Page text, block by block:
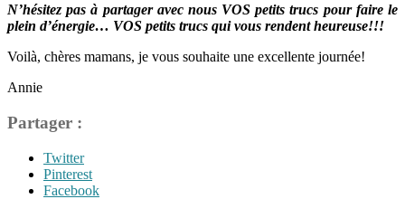
N’hésitez pas à partager avec nous VOS petits trucs pour faire le
plein d’énergie… VOS petits trucs qui vous rendent heureuse!!!
Voilà, chères mamans, je vous souhaite une excellente journée!
Annie
Partager :
Twitter
Pinterest
Facebook